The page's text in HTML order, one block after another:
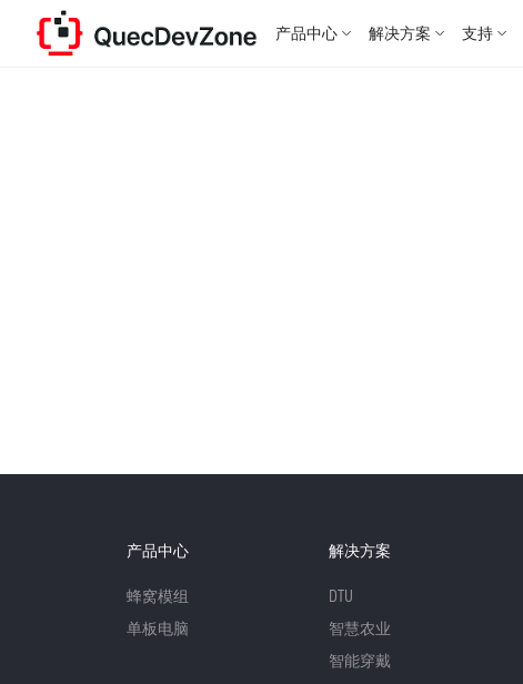
产品中心 解决方案 支持
产品中心
蜂窝模组
单板电脑
解决方案
DTU
智慧农业
智能穿戴